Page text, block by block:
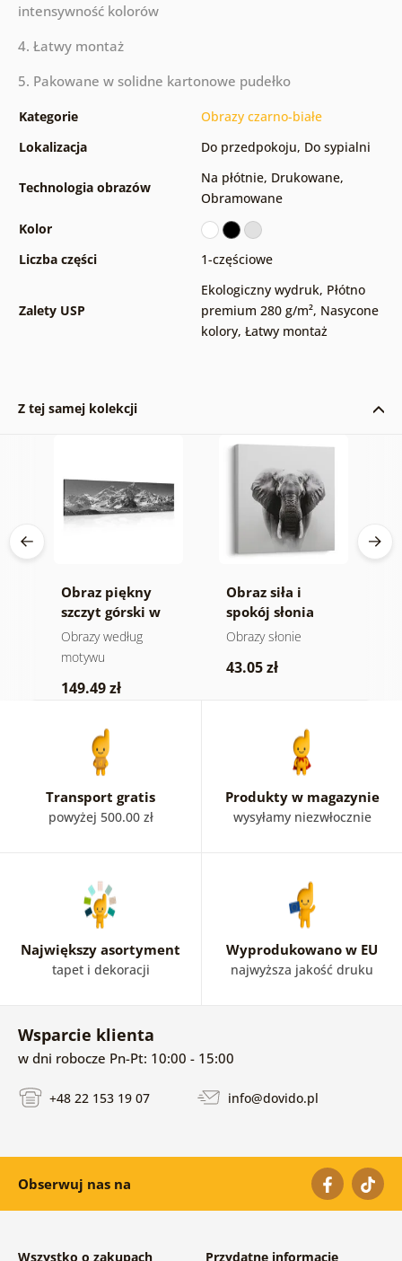
intensywność kolorów
4. Łatwy montaż
5. Pakowane w solidne kartonowe pudełko
Kategorie
Obrazy czarno-białe
Lokalizacja
Do przedpokoju, Do sypialni
Technologia obrazów
Na płótnie, Drukowane,
Obramowane
Kolor
Liczba części
1-częściowe
Zalety USP
Ekologiczny wydruk, Płótno
premium 280 g/m², Nasycone
kolory, Łatwy montaż
Z tej samej kolekcji
Obraz piękny
szczyt górski w
wersji czarno-
białej
Obrazy według
motywu
149.49 zł
Obraz siła i
spokój słonia
Obrazy słonie
43.05 zł
Transport gratis
powyżej 500.00 zł
Produkty w magazynie
wysyłamy niezwłocznie
Największy asortyment
tapet i dekoracji
Wyprodukowano w EU
najwyższa jakość druku
Wsparcie klienta
w dni robocze Pn-Pt: 10:00 - 15:00
+48 22 153 19 07 info@dovido.pl
Obserwuj nas na
Wszystko o zakupach Przydatne informacje